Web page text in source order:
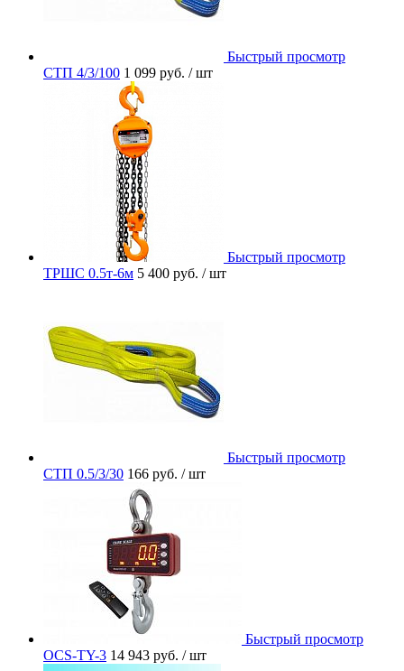
Быстрый просмотр
СТП 4/3/100 1 099 руб. / шт
Быстрый просмотр
ТРШС 0.5т-6м 5 400 руб. / шт
Быстрый просмотр
СТП 0.5/3/30 166 руб. / шт
Быстрый просмотр
OCS-TY-3 14 943 руб. / шт